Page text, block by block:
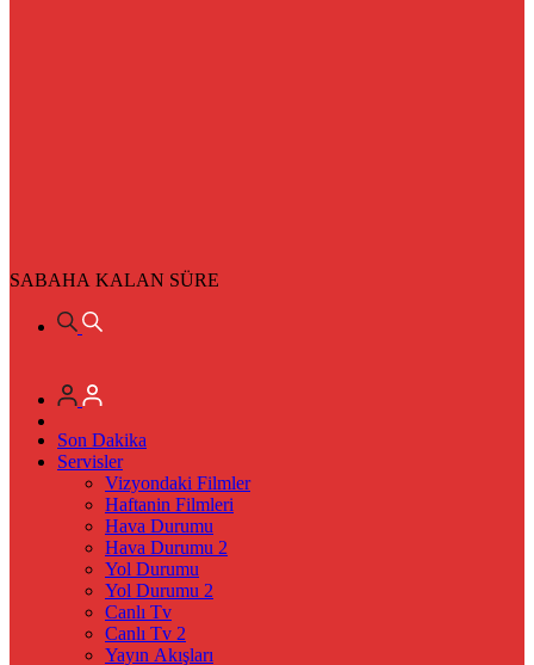
SABAHA KALAN SÜRE
Son Dakika
Servisler
Vizyondaki Filmler
Haftanin Filmleri
Hava Durumu
Hava Durumu 2
Yol Durumu
Yol Durumu 2
Canlı Tv
Canlı Tv 2
Yayın Akışları